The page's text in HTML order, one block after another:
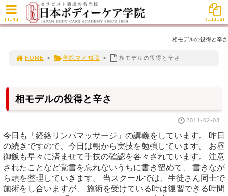
相モデルの役得と辛さ
HOME > 学院マメ知識 > 相モデルの役得と辛さ
相モデルの役得と辛さ
2011-02-03
今日も「経絡リンパマッサージ」の講義をしています。 昨日
の続きですので、今日は朝から実技を勉強しています。 お昼
御飯も早々に済ませて手技の確認を各々されています。 注意
されたことなど覚書を忘れないうちに書き留めて、 書きなが
ら頭を整理していきます。 当スクールでは、生徒さん同士で
施術をし合いますが、 施術を受けている時は復習できる時間
MENU REQUEST